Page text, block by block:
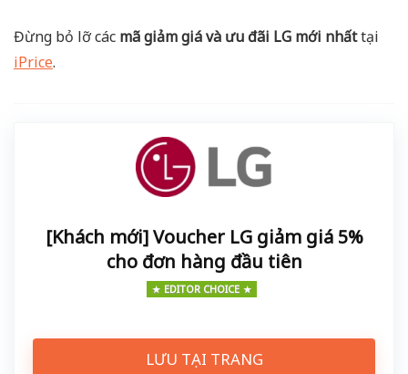
Đừng bỏ lỡ các mã giảm giá và ưu đãi LG mới nhấttại
iPrice.
[Khách mới] Voucher LG giảm giá 5%
cho đơn hàng đầu tiên
EDITOR CHOICE
LƯU TẠI TRANG